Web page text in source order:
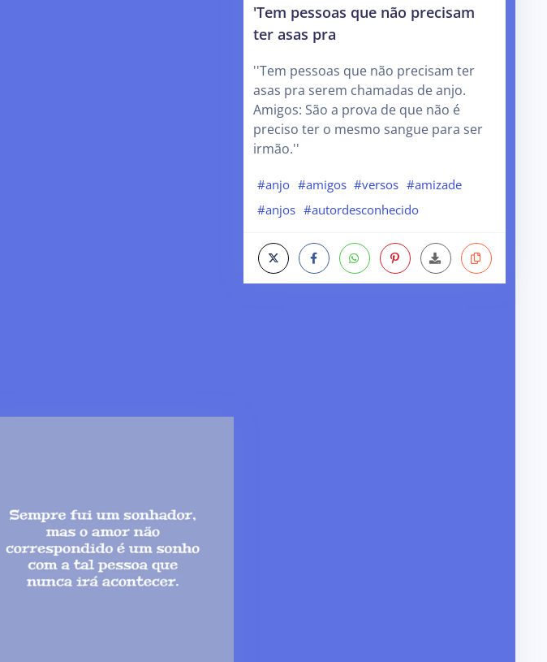
'Tem pessoas que não precisam
ter asas pra
''Tem pessoas que não precisam ter
asas pra serem chamadas de anjo.
Amigos: São a prova de que não é
preciso ter o mesmo sangue para ser
irmão.''
#anjo #amigos #versos #amizade
#anjos #autordesconhecido